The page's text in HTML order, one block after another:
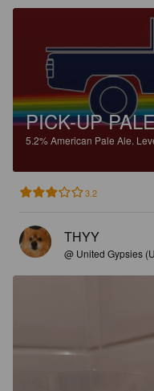
PICK-UP
5.2%American Pale Ale.
3.2
THYY
@ United Gypsies